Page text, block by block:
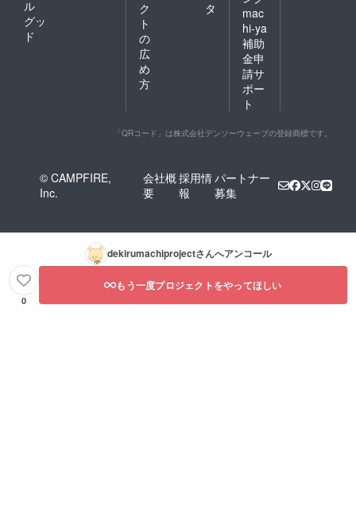
ル
グッ
ド
ク
ト
の
広
め
方
タ
mac
hi-ya
補助
金申
請サ
ポー
ト
「QRコード」は株式会社デンソーウェーブの登録商標です。
© CAMPFIRE,
Inc.
会社概
要
採用情
報
パートナー
募集
dekirumachiprojectさんへアンコール
0
もう一度プロジェクトをやってほしい